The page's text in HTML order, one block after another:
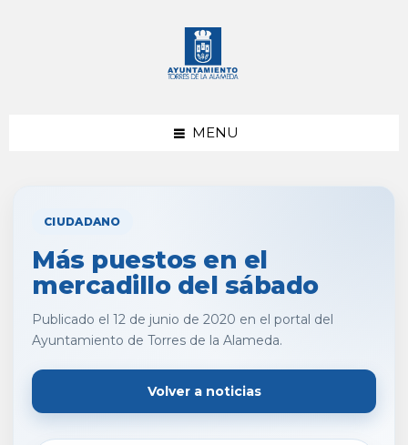
MENU
CIUDADANO
Más puestos en el
mercadillo del sábado
Publicado el 12 de junio de 2020 en el portal del
Ayuntamiento de Torres de la Alameda.
Volver a noticias